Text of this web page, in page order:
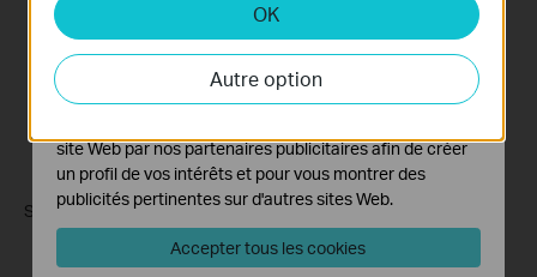
Si le problème persiste, veuillezcontacter le support
OK
Autre option
Cookies d'analyse et marketing
Les cookies d'analyse nous permettent d'analyser vos
activités sur notre site Web pour améliorer et ajuster les
fonctionnalités de notre site Web.
site Web par nos partenaires publicitaires afin de créer
un profil de vos intérêts et pour vous montrer des
publicités pertinentes sur d'autres sites Web.
Accepter tous les cookies